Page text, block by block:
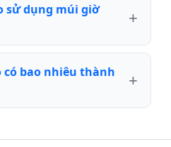
sử dụng múi giờ
bao nhiêu thành